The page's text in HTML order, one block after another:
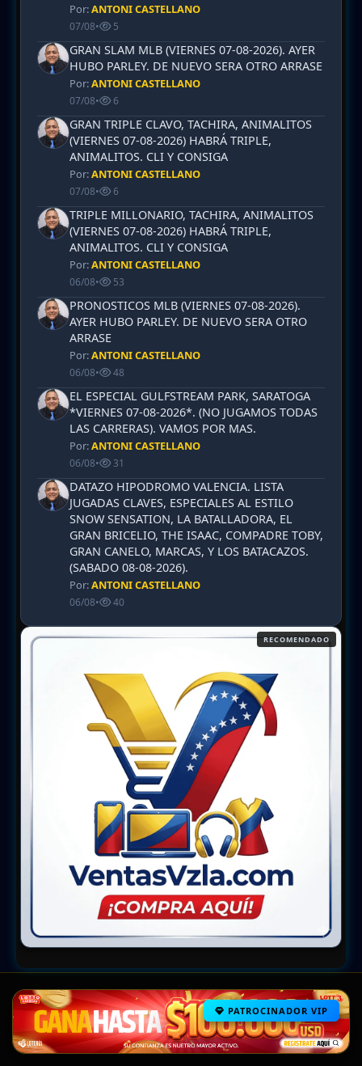
Por:ANTONI CASTELLANO
07/08• 5
GRAN SLAM MLB (VIERNES 07-08-2026). AYER
HUBO PARLEY. DE NUEVO SERA OTRO ARRASE
Por:ANTONI CASTELLANO
07/08• 6
GRAN TRIPLE CLAVO, TACHIRA, ANIMALITOS
(VIERNES 07-08-2026) HABRÁ TRIPLE,
ANIMALITOS. CLI Y CONSIGA
Por:ANTONI CASTELLANO
07/08• 6
TRIPLE MILLONARIO, TACHIRA, ANIMALITOS
(VIERNES 07-08-2026) HABRÁ TRIPLE,
ANIMALITOS. CLI Y CONSIGA
Por:ANTONI CASTELLANO
06/08• 53
PRONOSTICOS MLB (VIERNES 07-08-2026).
AYER HUBO PARLEY. DE NUEVO SERA OTRO
ARRASE
Por:ANTONI CASTELLANO
06/08• 48
EL ESPECIAL GULFSTREAM PARK, SARATOGA
*VIERNES 07-08-2026*. (NO JUGAMOS TODAS
LAS CARRERAS). VAMOS POR MAS.
Por:ANTONI CASTELLANO
06/08• 31
DATAZO HIPODROMO VALENCIA. LISTA
JUGADAS CLAVES, ESPECIALES AL ESTILO
SNOW SENSATION, LA BATALLADORA, EL
GRAN BRICELIO, THE ISAAC, COMPADRE TOBY,
GRAN CANELO, MARCAS, Y LOS BATACAZOS.
(SABADO 08-08-2026).
Por:ANTONI CASTELLANO
06/08• 40
RECOMENDADO
PATROCINADOR VIP